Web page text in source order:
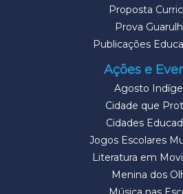
Proposta
Prova
Publicações
Ações e
Agosto
Cidade que
Cidades
Jogos Escolares
Literatura em
Menina dos